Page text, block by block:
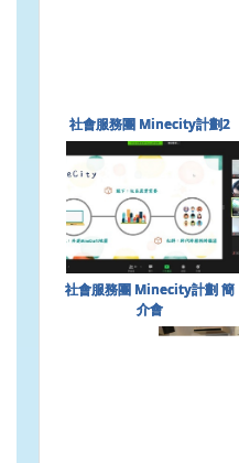
社會服務團 Minecity計劃2
社會服務團 Minecity計劃 簡
介會